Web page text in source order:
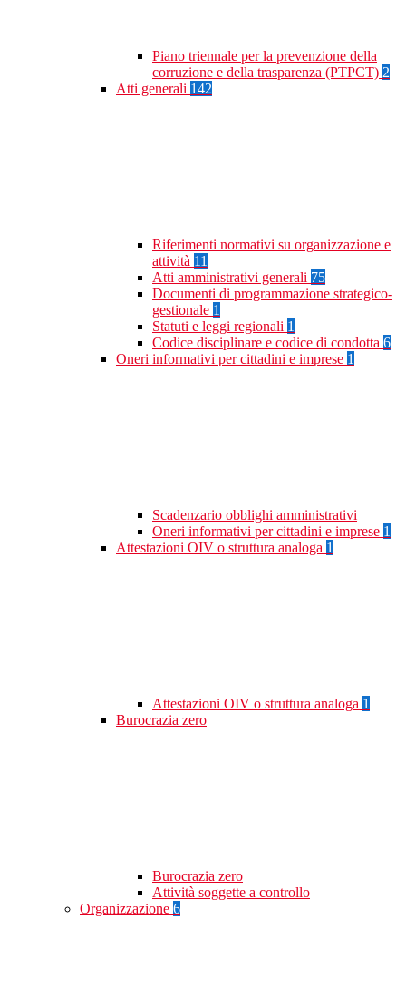
Piano triennale per la prevenzione della
corruzione e della trasparenza (PTPCT) 2
Atti generali 142
Riferimenti normativi su organizzazione e
attività 11
Atti amministrativi generali 75
Documenti di programmazione strategico-
gestionale 1
Statuti e leggi regionali 1
Codice disciplinare e codice di condotta 6
Oneri informativi per cittadini e imprese 1
Scadenzario obblighi amministrativi
Oneri informativi per cittadini e imprese 1
Attestazioni OIV o struttura analoga 1
Attestazioni OIV o struttura analoga 1
Burocrazia zero
Burocrazia zero
Attività soggette a controllo
Organizzazione 6